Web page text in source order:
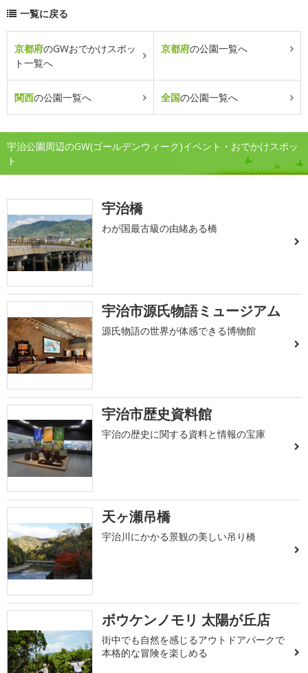
一覧に戻る
京都府のGWおでかけスポッ
ト一覧へ
京都府の公園一覧へ
関西の公園一覧へ 全国の公園一覧へ
宇治公園周辺のGW(ゴールデンウィーク)イベント・おでかけスポッ
ト
宇治橋
わが国最古級の由緒ある橋
宇治市源氏物語ミュージアム
源氏物語の世界が体感できる博物館
宇治市歴史資料館
宇治の歴史に関する資料と情報の宝庫
天ヶ瀬吊橋
宇治川にかかる景観の美しい吊り橋
ボウケンノモリ 太陽が丘店
街中でも自然を感じるアウトドアパークで
本格的な冒険を楽しめる